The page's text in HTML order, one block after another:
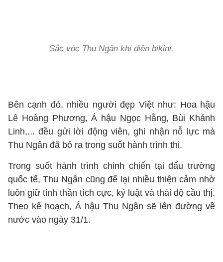
Sắc vóc Thu Ngân khi diện bikini.
Bên cạnh đó, nhiều người đẹp Việt như: Hoa hậu
Lê Hoàng Phương, Á hậu Ngọc Hằng, Bùi Khánh
Linh,... đều gửi lời động viên, ghi nhận nỗ lực mà
Thu Ngân đã bỏ ra trong suốt hành trình thi.
Trong suốt hành trình chinh chiến tại đấu trường
quốc tế, Thu Ngân cũng để lại nhiều thiện cảm nhờ
luôn giữ tinh thần tích cực, kỷ luật và thái độ cầu thị.
Theo kế hoạch, Á hậu Thu Ngân sẽ lên đường về
nước vào ngày 31/1.